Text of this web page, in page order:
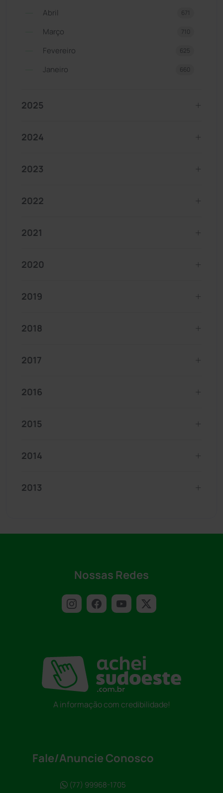
Abril 671
Março 710
Fevereiro 625
Janeiro 660
2025
2024
2023
2022
2021
2020
2019
2018
2017
2016
2015
2014
2013
Nossas Redes
A informação com credibilidade!
Fale/Anuncie Conosco
(77) 99968-1705